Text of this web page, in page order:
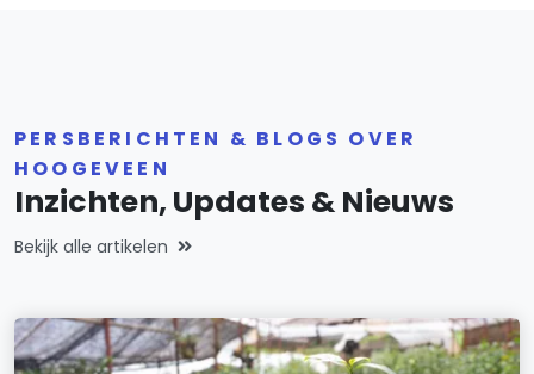
PERSBERICHTEN & BLOGS OVER
HOOGEVEEN
Inzichten, Updates & Nieuws
Bekijk alle artikelen